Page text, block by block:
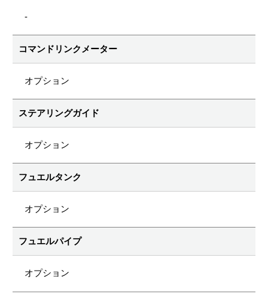
-
コマンドリンクメーター
オプション
ステアリングガイド
オプション
フュエルタンク
オプション
フュエルパイプ
オプション